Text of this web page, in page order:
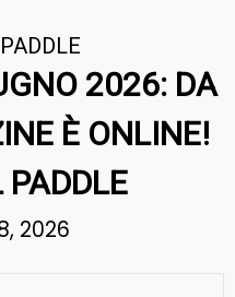
2026: DA
È ONLINE!
PADDLE
2026